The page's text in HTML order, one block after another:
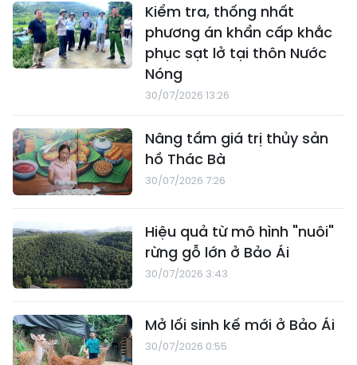
Kiểm tra, thống nhất
phương án khẩn cấp khắc
phục sạt lở tại thôn Nước
Nóng
30/07/2026 13:26
Nâng tầm giá trị thủy sản
hồ Thác Bà
30/07/2026 7:26
Hiệu quả từ mô hình "nuôi"
rừng gỗ lớn ở Bảo Ái
30/07/2026 3:43
Mở lối sinh kế mới ở Bảo Ái
30/07/2026 0:55